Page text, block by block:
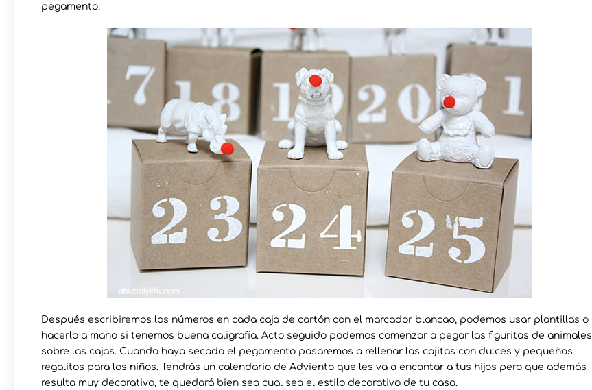
pegamento.
Después escribiremos los números en cada caja de cartón con el marcador blancao, podemos usar plantillas o
hacerlo a mano si tenemos buena caligrafía. Acto seguido podemos comenzar a pegar las figuritas de animales
sobre las cajas. Cuando haya secado el pegamento pasaremos a rellenar las cajitas con dulces y pequeños
regalitos para los niños. Tendrás un calendario de Adviento que les va a encantar a tus hijos pero que además
resulta muy decorativo, te quedará bien sea cual sea el estilo decorativo de tu casa.